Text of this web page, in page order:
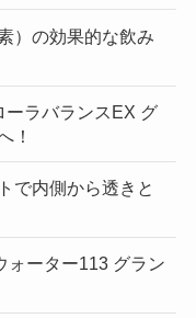
）の効果的な飲み
ーラバランスEX グ
！
で内側から透きと
ォーター113 グラン